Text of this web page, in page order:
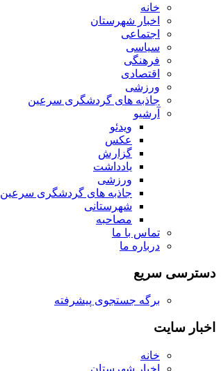
خانه
اخبار شهرستان
اجتماعی
سیاسی
فرهنگی
اقتصادی
ورزشی
جاذبه های گردشگری سرعین
آرشیو
ویدئو
عکس
گزارش
یادداشت
ورزشی
جاذبه های گردشگری سرعین
شهرستانی
مصاحبه
تماس با ما
درباره ما
دسترسی سریع
برگه جستجوی پیشرفته
اخبار سایت
خانه
اخبار شهرستان